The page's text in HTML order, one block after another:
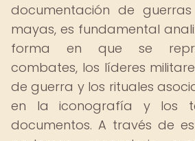
documentación de
mayas, es fundamental
forma en que se
combates, los líderes
de guerra y los rituales
en la iconografía y los
documentos. A través de